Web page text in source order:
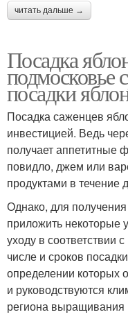
читать дальше →
Посадка
подмосковье
посадки
Посадка саженцев
инвестицией. Ведь
получает аппетитные
повидло, джем или
продуктами в течение
Однако, для
приложить некоторые
уходу в соответствии
числе и сроков
определении которых
и руководствуются
региона выращивания